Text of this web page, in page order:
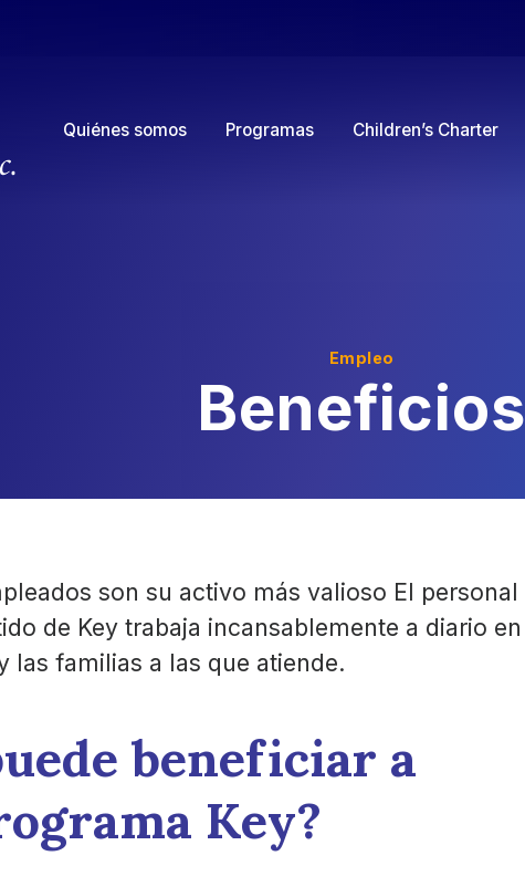
Quiénes somos Programas Children’s Charter
Empleo
Beneficios
son su activo más valioso El personal
de Key trabaja incansablemente a diario en
las familias a las que atiende.
beneficiar a
Key?